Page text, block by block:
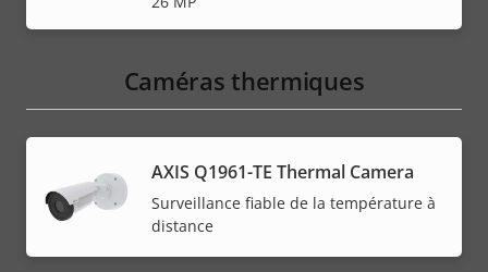
Caméras thermiques
AXIS Q1961-TE Thermal Camera
Surveillance fiable de la température à
distance